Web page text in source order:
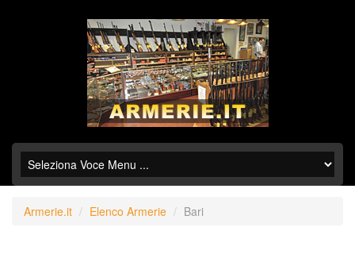
Armerie.it Elenco Armerie Bari